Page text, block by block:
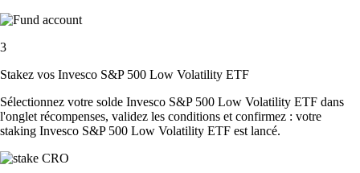
3
Stakez vos Invesco S&P 500 Low Volatility ETF
Sélectionnez votre solde Invesco S&P 500 Low Volatility ETF dans
l'onglet récompenses, validez les conditions et confirmez : votre
staking Invesco S&P 500 Low Volatility ETF est lancé.